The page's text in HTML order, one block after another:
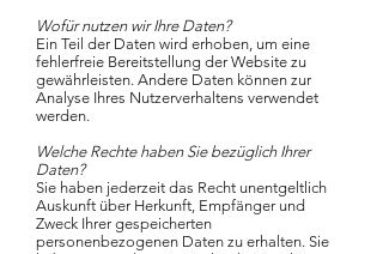
Wofür nutzen wir Ihre Daten?
Ein Teil der Daten wird erhoben, um eine
fehlerfreie Bereitstellung der Website zu
gewährleisten. Andere Daten können zur
Analyse Ihres Nutzerverhaltens verwendet
werden.
Welche Rechte haben Sie bezüglich Ihrer
Daten?
Sie haben jederzeit das Recht unentgeltlich
Auskunft über Herkunft, Empfänger und
Zweck Ihrer gespeicherten
personenbezogenen Daten zu erhalten. Sie